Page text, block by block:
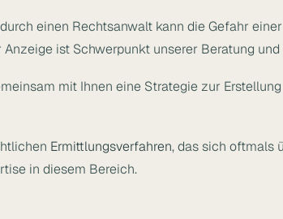
einen Rechtsanwalt kann die Gefahr
ist Schwerpunkt unserer Beratung
mit Ihnen eine Strategie zur
Ermittlungsverfahren, das sich oftmals
in diesem Bereich.